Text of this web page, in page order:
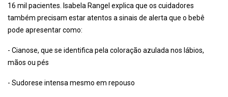
16 mil pacientes. Isabela Rangel explica que os cuidadores
também precisam estar atentos a sinais de alerta que o bebê
pode apresentar como:
- Cianose, que se identifica pela coloração azulada nos lábios,
mãos ou pés
- Sudorese intensa mesmo em repouso